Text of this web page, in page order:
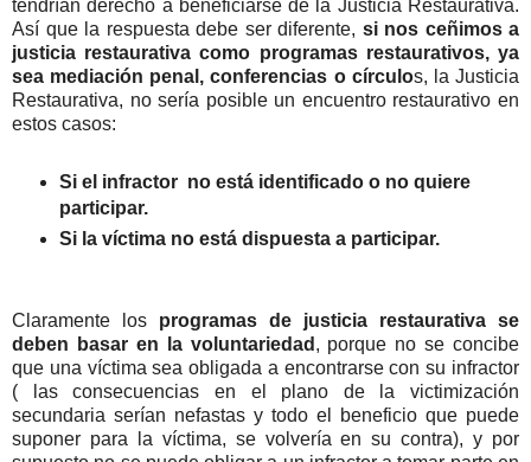
tendrían derecho a beneficiarse de la Justicia Restaurativa.
Así que la respuesta debe ser diferente, si nos ceñimos a
justicia restaurativa como programas restaurativos, ya
sea mediación penal, conferencias o círculos, la Justicia
Restaurativa, no sería posible un encuentro restaurativo en
estos casos:
Si el infractor no está identificado o no quiere
participar.
Si la víctima no está dispuesta a participar.
Claramente los programas de justicia restaurativa se
deben basar en la voluntariedad , porque no se concibe
que una víctima sea obligada a encontrarse con su infractor
( las consecuencias en el plano de la victimización
secundaria serían nefastas y todo el beneficio que puede
suponer para la víctima, se volvería en su contra), y por